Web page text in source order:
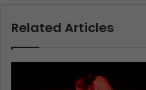
Related Articles